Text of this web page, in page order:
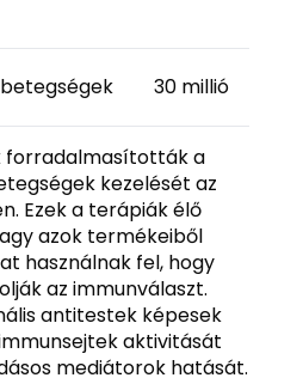
30 millió
forradalmasították a
kezelését az
Ezek a terápiák élő
azok termékeiből
használnak fel, hogy
az immunválaszt.
antitestek képesek
aktivitását
mediátorok hatását.